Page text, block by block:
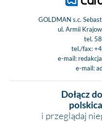
GOLDMAN s.c.
ul. Armii
tel.
tel./fax:
e-mail:
e-mail:
Dołącz
i przeglądaj